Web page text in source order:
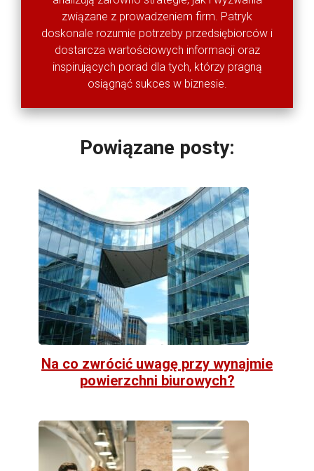
związane z prowadzeniem firm. Patryk
doskonale rozumie potrzeby przedsiębiorców i
dostarcza wartościowych informacji oraz
inspirujących porad dla tych, którzy pragną
osiągnąć sukces w biznesie.
Powiązane posty:
Na co zwrócić uwagę przy wynajmie
powierzchni biurowych?